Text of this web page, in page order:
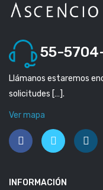
55-
Llámanos estaremos
solicitudes […].
Ver mapa
INFORMACIÓN